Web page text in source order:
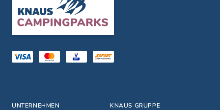
UNTERNEHMEN KNAUS GRUPPE